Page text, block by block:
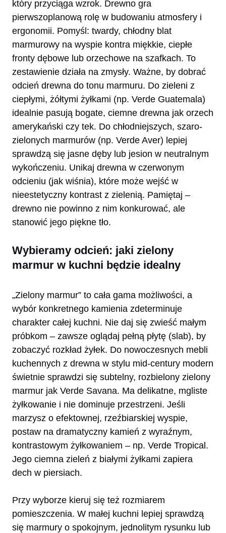
który przyciąga wzrok. Drewno gra
pierwszoplanową rolę w budowaniu atmosfery i
ergonomii. Pomyśl: twardy, chłodny blat
marmurowy na wyspie kontra miękkie, ciepłe
fronty dębowe lub orzechowe na szafkach. To
zestawienie działa na zmysły. Ważne, by dobrać
odcień drewna do tonu marmuru. Do zieleni z
ciepłymi, żółtymi żyłkami (np. Verde Guatemala)
idealnie pasują bogate, ciemne drewna jak orzech
amerykański czy tek. Do chłodniejszych, szaro-
zielonych marmurów (np. Verde Aver) lepiej
sprawdzą się jasne dęby lub jesion w neutralnym
wykończeniu. Unikaj drewna w czerwonym
odcieniu (jak wiśnia), które może wejść w
nieestetyczny kontrast z zielenią. Pamiętaj –
drewno nie powinno z nim konkurować, ale
stanowić jego piękne tło.
Wybieramy odcień: jaki zielony
marmur w kuchni będzie idealny
„Zielony marmur” to cała gama możliwości, a
wybór konkretnego kamienia zdeterminuje
charakter całej kuchni. Nie daj się zwieść małym
próbkom – zawsze oglądaj pełną płytę (slab), by
zobaczyć rozkład żyłek. Do nowoczesnych mebli
kuchennych z drewna w stylu mid-century modern
świetnie sprawdzi się subtelny, rozbielony zielony
marmur jak Verde Savana. Ma delikatne, mgliste
żyłkowanie i nie dominuje przestrzeni. Jeśli
marzysz o efektownej, rzeźbiarskiej wyspie,
postaw na dramatyczny kamień z wyraźnym,
kontrastowym żyłkowaniem – np. Verde Tropical.
Jego ciemna zieleń z białymi żyłkami zapiera
dech w piersiach.
Przy wyborze kieruj się też rozmiarem
pomieszczenia. W małej kuchni lepiej sprawdzą
się marmury o spokojnym, jednolitym rysunku lub